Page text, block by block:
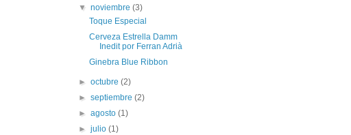
▼noviembre(3)
Toque Especial
Cerveza Estrella Damm
Inedit por Ferran Adrià
Ginebra Blue Ribbon
►octubre(2)
►septiembre(2)
►agosto(1)
►julio(1)